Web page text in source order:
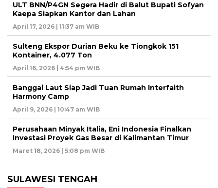
ULT BNN/P4GN Segera Hadir di Balut Bupati Sofyan
Kaepa Siapkan Kantor dan Lahan
April 17, 2026 | 11:37 am WIB
Sulteng Ekspor Durian Beku ke Tiongkok 151
Kontainer, 4.077 Ton
April 16, 2026 | 4:54 pm WIB
Banggai Laut Siap Jadi Tuan Rumah Interfaith
Harmony Camp
April 9, 2026 | 10:47 am WIB
Perusahaan Minyak Italia, Eni Indonesia Finalkan
Investasi Proyek Gas Besar di Kalimantan Timur
Maret 18, 2026 | 5:08 pm WIB
SULAWESI TENGAH